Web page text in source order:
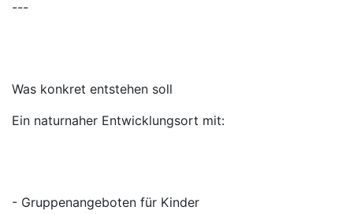
---
Was konkret entstehen soll
Ein naturnaher Entwicklungsort mit:
- Gruppenangeboten für Kinder